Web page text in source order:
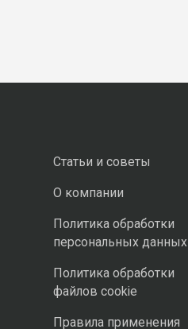
Статьи и советы
О компании
Политика обработки
персональных данных
Политика обработки
файлов cookie
Правила применения